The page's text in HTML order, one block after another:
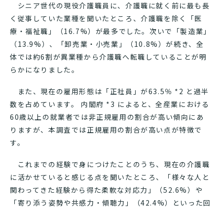
シニア世代の現役介護職員に、介護職に就く前に最も長
く従事していた業種を聞いたところ、介護職を除く「医
療・福祉職」（16.7%）が最多でした。次いで「製造業」
（13.9%）、「卸売業・小売業」（10.8%）が続き、全
体では約6割が異業種から介護職へ転職していることが明
らかになりました。
また、現在の雇用形態は「正社員」が63.5％ *2 と過半
数を占めています。 内閣府 *3 によると、全産業における
60歳以上の就業者では非正規雇用の割合が高い傾向にあ
りますが、本調査では正規雇用の割合が高い点が特徴で
す。
これまでの経験で身につけたことのうち、現在の介護職
に活かせていると感じる点を聞いたところ、「様々な人と
関わってきた経験から得た柔軟な対応力」（52.6%）や
「寄り添う姿勢や共感力・傾聴力」（42.4%）といった回